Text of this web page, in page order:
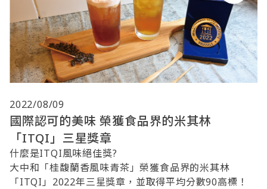
2022/08/09
國際認可的美味 榮獲食品界的米其林
「ITQI」三星獎章
什麼是ITQI風味絕佳獎?
大中和「桂馥蘭香風味青茶」榮獲食品界的米其林
「ITQI」2022年三星獎章，並取得平均分數90高標！